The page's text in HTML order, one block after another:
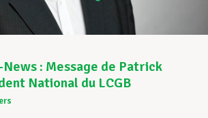
: Message de Patrick
National du LCGB